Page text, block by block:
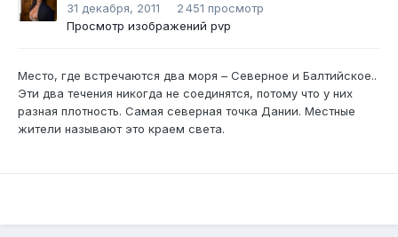
31 декабря, 2011
2 451 просмотр
Просмотр изображений pvp
Место, где встречаются два моря – Северное и Балтийское..
Эти два течения никогда не соединятся, потому что у них
разная плотность. Самая северная точка Дании. Местные
жители называют это краем света.